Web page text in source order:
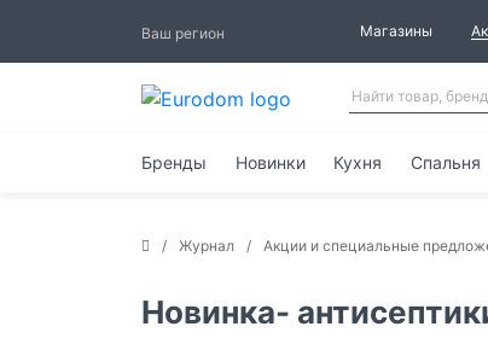
Ваш регион Магазины
Бренды Новинки Кухня Спальня
Журнал Акции и специальные
Новинка-